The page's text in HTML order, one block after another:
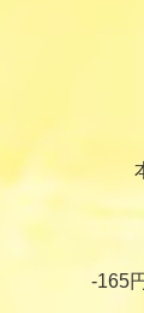
-165